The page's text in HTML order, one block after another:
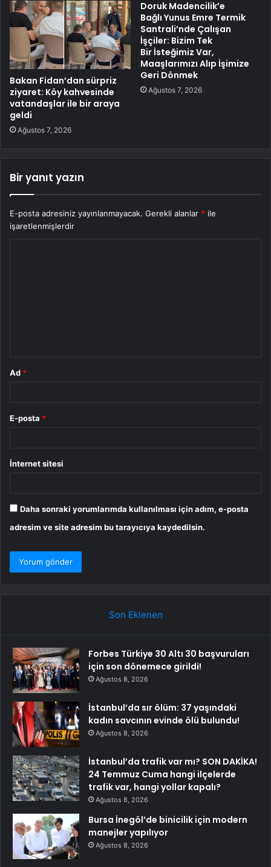
Bakan Fidan’dan sürpriz
ziyaret: Köy kahvesinde
vatandaşlar ile bir araya
geldi
Ağustos 7, 2026
Doruk Madencilik’e
Bağlı Yunus Emre Termik
Santrali’nde Çalışan
İşçiler: Bizim Tek
Bir İsteğimiz Var,
Maaşlarımızı Alıp İşimize
Geri Dönmek
Ağustos 7, 2026
Bir yanıt yazın
E-posta adresiniz yayınlanmayacak. Gerekli alanlar * ile
işaretlenmişlerdir
Ad *
E-posta *
İnternet sitesi
Daha sonraki yorumlarımda kullanılması için adım, e-posta
adresim ve site adresim bu tarayıcıya kaydedilsin.
Son Eklenen
Forbes Türkiye 30 Altı 30 başvuruları
için son dönemece girildi!
Ağustos 8, 2026
İstanbul’da sır ölüm: 37 yaşındaki
kadın savcının evinde ölü bulundu!
Ağustos 8, 2026
İstanbul’da trafik var mı? SON DAKİKA!
24 Temmuz Cuma hangi ilçelerde
trafik var, hangi yollar kapalı?
Ağustos 8, 2026
Bursa İnegöl’de binicilik için modern
manejler yapılıyor
Ağustos 8, 2026